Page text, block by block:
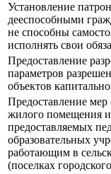
Установление
дееспособными
не способны
исполнять свои
Предоставление
параметров
объектов
Предоставление
жилого помещения
предоставляемых
образовательных
работающим в
(поселках